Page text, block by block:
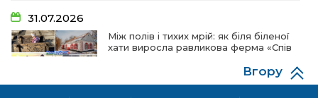
31.07.2026
Між полів і тихих мрій: як біля біленої
хати виросла равликова ферма «Спів
Вгору